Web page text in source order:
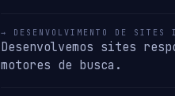
→ DESENVOLVIMENTO DE SITES
Desenvolvemos sites
motores de busca.